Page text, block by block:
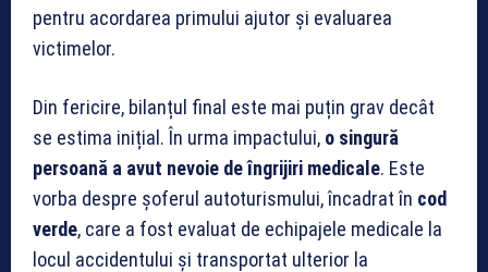
pentru acordarea primului ajutor și evaluarea
victimelor.
Din fericire, bilanțul final este mai puțin grav decât
se estima inițial. În urma impactului, o singură
persoană a avut nevoie de îngrijiri medicale. Este
vorba despre șoferul autoturismului, încadrat în cod
verde, care a fost evaluat de echipajele medicale la
locul accidentului și transportat ulterior la